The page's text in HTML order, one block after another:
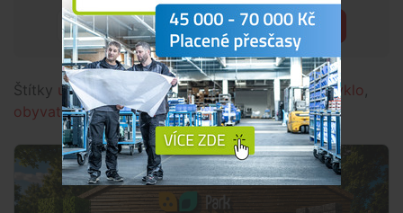
Přihlásit
Štítky územní plán ,české budějovice, stavby,cyklo
obyvatelé